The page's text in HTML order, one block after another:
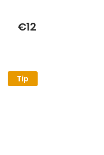
€12
Tip